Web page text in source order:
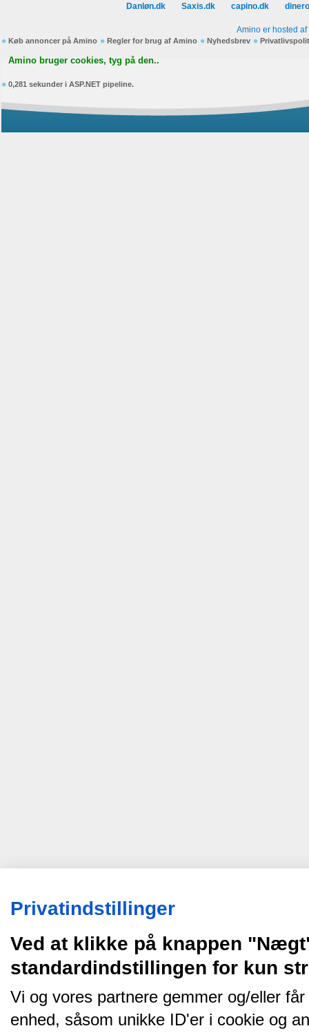
Danløn.dk
Saxis.dk capino.dk
Amino er hosted af
Køb annoncer på Amino Regler for brug af Amino Nyhedsbrev
Amino bruger cookies, tyg på den..
0,281 sekunder i ASP.NET pipeline.
Privatindstillinger
Ved at klikke på knappen
standardindstillingen for kun
Vi og vores partnere gemmer og/eller
enhed, såsom unikke ID'er i cookie og